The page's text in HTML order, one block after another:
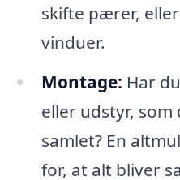
skifte pærer,
vinduer.
Montage: Har
eller udstyr, som
samlet? En
for, at alt bliver